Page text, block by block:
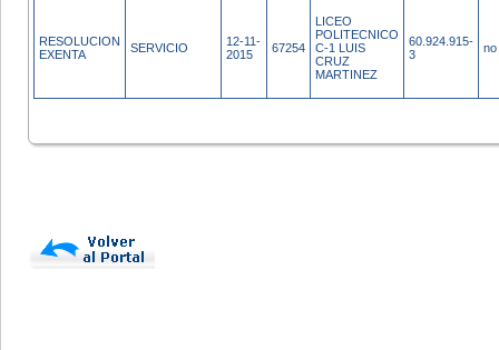
RESOLUCION
EXENTA
SERVICIO
12-11-
2015
67254
LICEO
POLITECNICO
C-1 LUIS
CRUZ
MARTINEZ
60.924.915-
3
no